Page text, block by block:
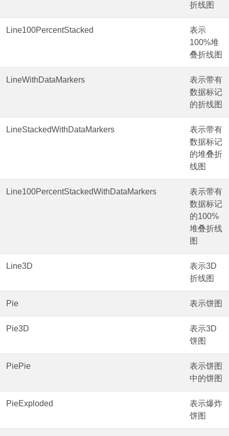
折线图
Line100PercentStacked
表示
100%堆
叠折线图
LineWithDataMarkers
表示带有
数据标记
的折线图
LineStackedWithDataMarkers
表示带有
数据标记
的堆叠折
线图
Line100PercentStackedWithDataMarkers
表示带有
数据标记
的100%
堆叠折线
图
Line3D
表示3D
折线图
Pie 表示饼图
Pie3D
表示3D
饼图
PiePie
表示饼图
中的饼图
PieExploded
表示爆炸
饼图